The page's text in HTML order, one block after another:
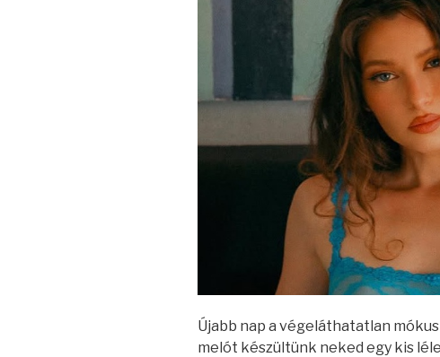
Újabb nap a végeláthatatlan
melót készültünk neked egy kis